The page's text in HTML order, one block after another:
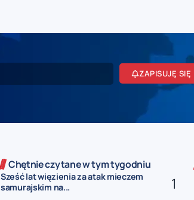
ZAPISUJĘ SIĘ
Chętnie czytane w tym tygodniu
Sześć lat więzienia za atak mieczem
samurajskim na...